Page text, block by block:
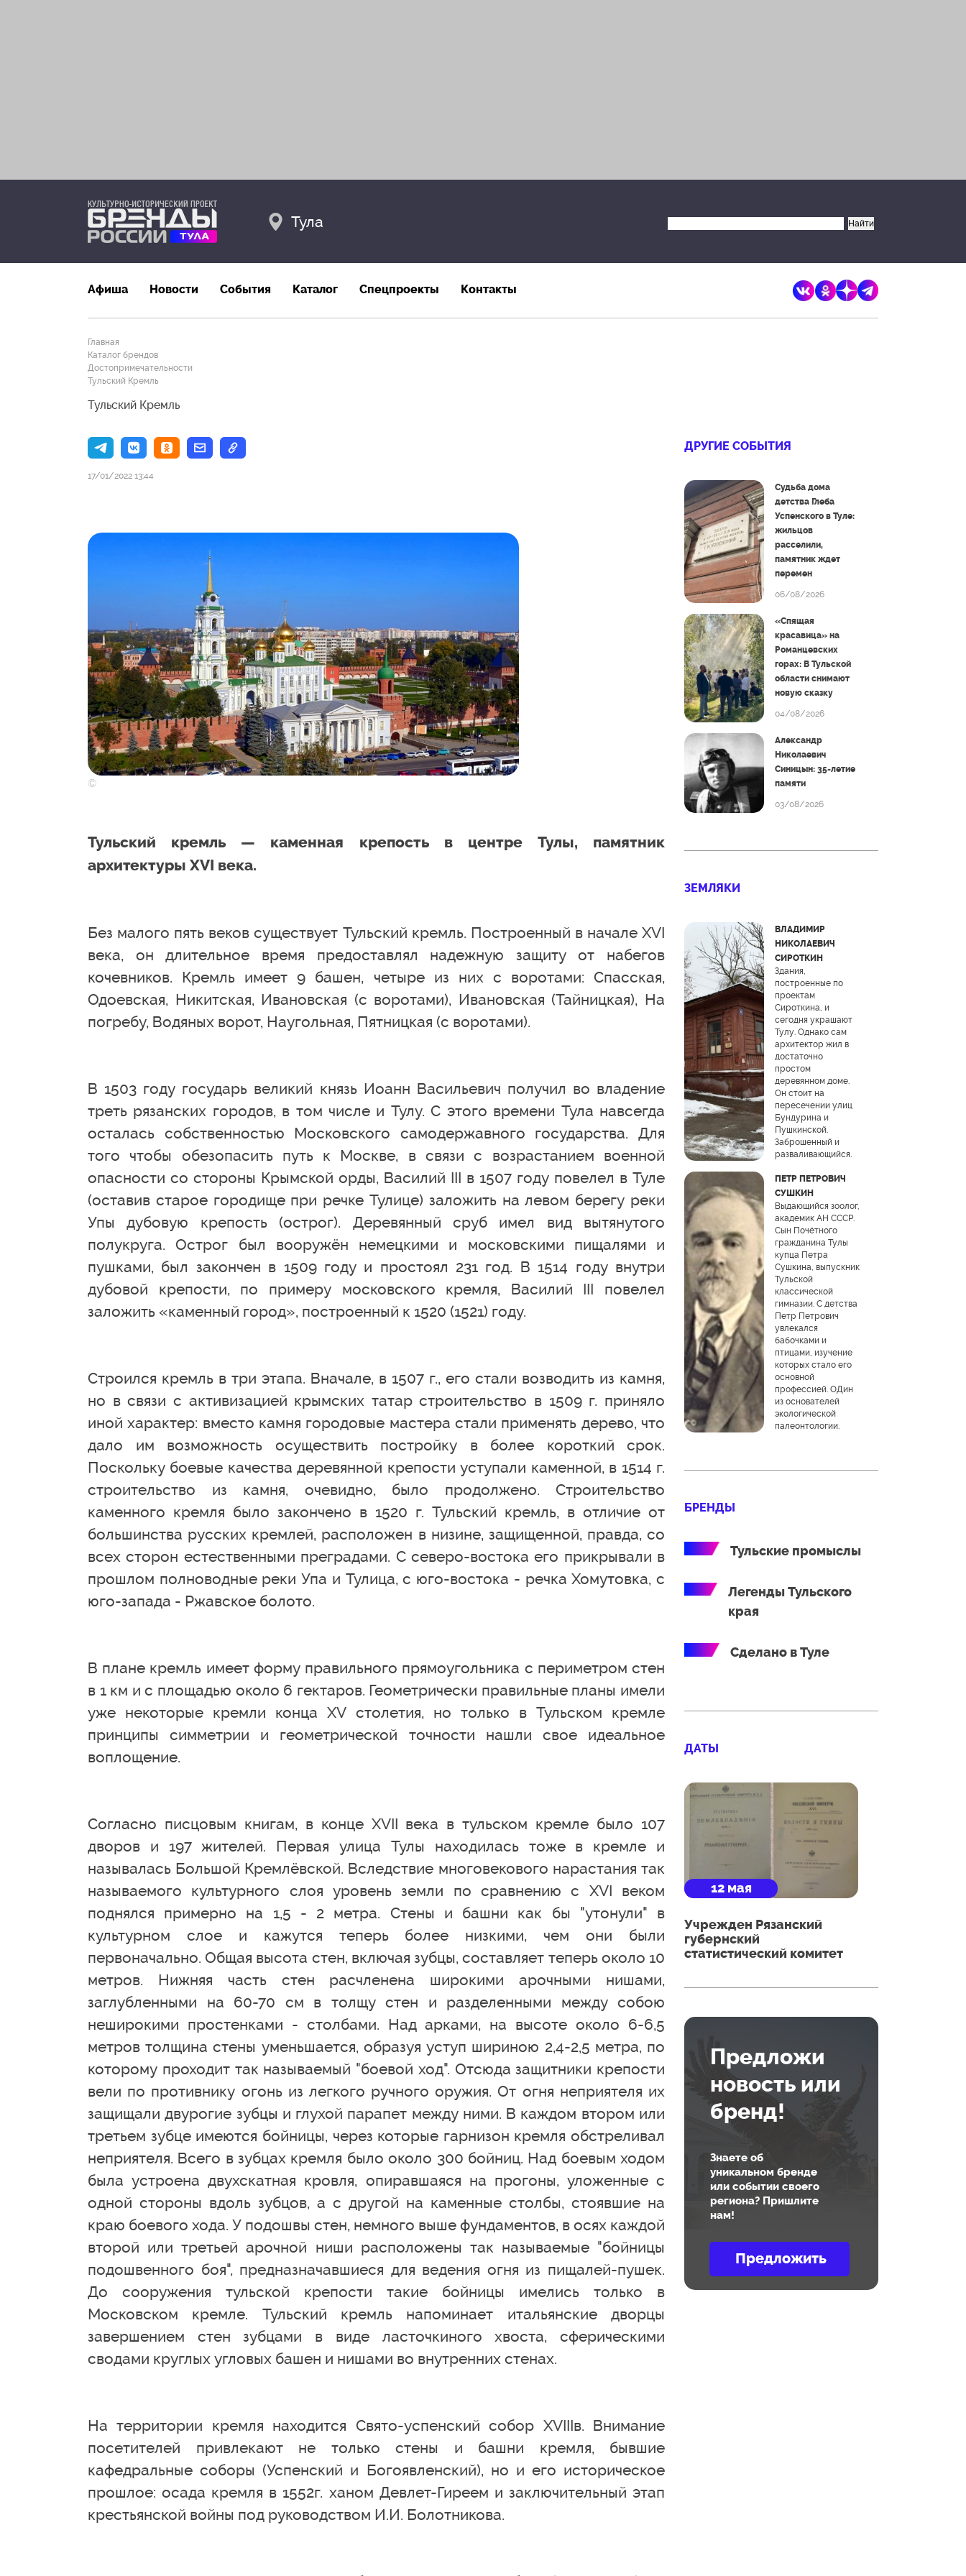
Тула
Афиша Новости События Каталог Спецпроекты Контакты
Главная
Каталог брендов
Достопримечательности
Тульский Кремль
Тульский Кремль
17/01/2022 13:44
©
Тульский кремль — каменная крепость в центре Тулы, памятник
архитектуры XVI века.
Без малого пять веков существует Тульский кремль. Построенный в начале XVI
века, он длительное время предоставлял надежную защиту от набегов
кочевников. Кремль имеет 9 башен, четыре из них с воротами: Спасская,
Одоевская, Никитская, Ивановская (с воротами), Ивановская (Тайницкая), На
погребу, Водяных ворот, Наугольная, Пятницкая (с воротами).
В 1503 году государь великий князь Иоанн Васильевич получил во владение
треть рязанских городов, в том числе и Тулу. С этого времени Тула навсегда
осталась собственностью Московского самодержавного государства. Для
того чтобы обезопасить путь к Москве, в связи с возрастанием военной
опасности со стороны Крымской орды, Василий III в 1507 году повелел в Туле
(оставив старое городище при речке Тулице) заложить на левом берегу реки
Упы дубовую крепость (острог). Деревянный сруб имел вид вытянутого
полукруга. Острог был вооружён немецкими и московскими пищалями и
пушками, был закончен в 1509 году и простоял 231 год. В 1514 году внутри
дубовой крепости, по примеру московского кремля, Василий III повелел
заложить «каменный город», построенный к 1520 (1521) году.
Строился кремль в три этапа. Вначале, в 1507 г., его стали возводить из камня,
но в связи с активизацией крымских татар строительство в 1509 г. приняло
иной характер: вместо камня городовые мастера стали применять дерево, что
дало им возможность осуществить постройку в более короткий срок.
Поскольку боевые качества деревянной крепости уступали каменной, в 1514 г.
строительство из камня, очевидно, было продолжено. Строительство
каменного кремля было закончено в 1520 г. Тульский кремль, в отличие от
большинства русских кремлей, расположен в низине, защищенной, правда, со
всех сторон естественными преградами. С северо-востока его прикрывали в
прошлом полноводные реки Упа и Тулица, с юго-востока - речка Хомутовка, с
юго-запада - Ржавское болото.
В плане кремль имеет форму правильного прямоугольника с периметром стен
в 1 км и с площадью около 6 гектаров. Геометрически правильные планы имели
уже некоторые кремли конца XV столетия, но только в Тульском кремле
принципы симметрии и геометрической точности нашли свое идеальное
воплощение.
Согласно писцовым книгам, в конце XVII века в тульском кремле было 107
дворов и 197 жителей. Первая улица Тулы находилась тоже в кремле и
называлась Большой Кремлёвской. Вследствие многовекового нарастания так
называемого культурного слоя уровень земли по сравнению с XVI веком
поднялся примерно на 1,5 - 2 метра. Стены и башни как бы "утонули" в
культурном слое и кажутся теперь более низкими, чем они были
первоначально. Общая высота стен, включая зубцы, составляет теперь около 10
метров. Нижняя часть стен расчленена широкими арочными нишами,
заглубленными на 60-70 см в толщу стен и разделенными между собою
неширокими простенками - столбами. Над арками, на высоте около 6-6,5
метров толщина стены уменьшается, образуя уступ шириною 2,4-2,5 метра, по
которому проходит так называемый "боевой ход". Отсюда защитники крепости
вели по противнику огонь из легкого ручного оружия. От огня неприятеля их
защищали двурогие зубцы и глухой парапет между ними. В каждом втором или
третьем зубце имеются бойницы, через которые гарнизон кремля обстреливал
неприятеля. Всего в зубцах кремля было около 300 бойниц. Над боевым ходом
была устроена двухскатная кровля, опиравшаяся на прогоны, уложенные с
одной стороны вдоль зубцов, а с другой на каменные столбы, стоявшие на
краю боевого хода. У подошвы стен, немного выше фундаментов, в осях каждой
второй или третьей арочной ниши расположены так называемые "бойницы
подошвенного боя", предназначавшиеся для ведения огня из пищалей-пушек.
До сооружения тульской крепости такие бойницы имелись только в
Московском кремле. Тульский кремль напоминает итальянские дворцы
завершением стен зубцами в виде ласточкиного хвоста, сферическими
сводами круглых угловых башен и нишами во внутренних стенах.
На территории кремля находится Свято-успенский собор XVIIIв. Внимание
посетителей привлекают не только стены и башни кремля, бывшие
кафедральные соборы (Успенский и Богоявленский), но и его историческое
прошлое: осада кремля в 1552г. ханом Девлет-Гиреем и заключительный этап
крестьянской войны под руководством И.И. Болотникова.
ДРУГИЕ СОБЫТИЯ
Судьба дома
детства Глеба
Успенского в Туле:
жильцов
расселили,
памятник ждет
перемен
06/08/2026
«Спящая
красавица» на
Романцевских
горах: В Тульской
области снимают
новую сказку
04/08/2026
Александр
Николаевич
Синицын: 35-летие
памяти
03/08/2026
ЗЕМЛЯКИ
ВЛАДИМИР
НИКОЛАЕВИЧ
СИРОТКИН
Здания,
построенные по
проектам
Сироткина, и
сегодня украшают
Тулу. Однако сам
архитектор жил в
достаточно
простом
деревянном доме.
Он стоит на
пересечении улиц
Бундурина и
Пушкинской.
Заброшенный и
разваливающийся.
ПЕТР ПЕТРОВИЧ
СУШКИН
Выдающийся зоолог,
академик АН СССР.
Сын Почётного
гражданина Тулы
купца Петра
Сушкина, выпускник
Тульской
классической
гимназии. С детства
Петр Петрович
увлекался
бабочками и
птицами, изучение
которых стало его
основной
профессией. ОДин
из основателей
экологической
палеонтологии.
БРЕНДЫ
Тульские промыслы
Легенды Тульского
края
Сделано в Туле
ДАТЫ
12 мая
Учрежден Рязанский
губернский
статистический комитет
Предложи
новость или
бренд!
Знаете об
уникальном бренде
или событии своего
региона? Пришлите
нам!